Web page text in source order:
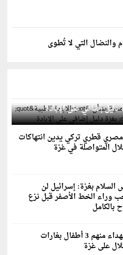
والنضال التي لا تُطوى
بشأن "الإبادة الطبية"
دليل إضافي على الإبادة
قطري تركي يدين انتهاكات
المتواصلة في غزة
بغزة: إسرائيل لن
وراء الخط الأصفر قبل نزع
بالكامل
10 شهداء منهم 3 أطفال بغارات
على غزة